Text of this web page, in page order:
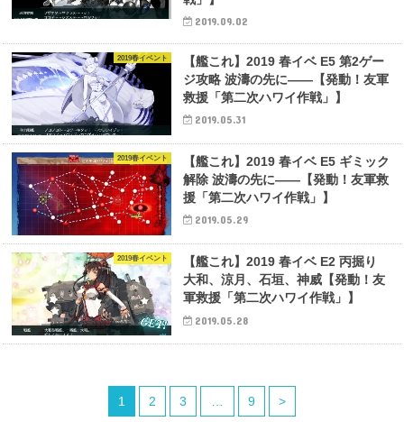
2019.09.02
2019春イベント
【艦これ】2019 春イベ E5 第2ゲー
ジ攻略 波濤の先に――【発動！友軍
救援「第二次ハワイ作戦」】
2019.05.31
2019春イベント
【艦これ】2019 春イベ E5 ギミック
解除 波濤の先に――【発動！友軍救
援「第二次ハワイ作戦」】
2019.05.29
2019春イベント
【艦これ】2019 春イベ E2 丙掘り
大和、涼月、石垣、神威【発動！友
軍救援「第二次ハワイ作戦」】
2019.05.28
1 2 3 9 >